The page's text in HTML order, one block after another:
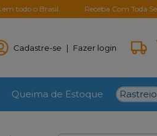
Receba Com Toda Segurança
Cadastre-se | Fazer login
Queima de Estoque Rastreio